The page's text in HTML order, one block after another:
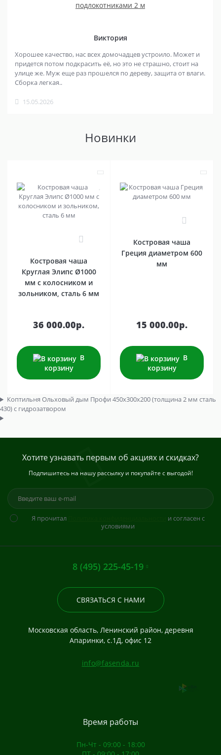
подлокотниками 2 м
Виктория
Хорошее качество, нас всех домочадцев устроило. Может и
придется потом подкрасить её, но это не страшно, стоит на
улице же. Муж еще раз прошелся по дереву, защита от влаги.
Сборка легкая..
15.05.2026
Новинки
Костровая чаша
Круглая Элипс Ø1000
мм с колосником и
зольником, сталь 6 мм
36 000.00р.
В
корзину
Костровая чаша
Греция диаметром 600
мм
15 000.00р.
В
корзину
Коптильня Ольховый дым Профи 450х300х200 (толщина 2 мм сталь
430) с гидрозатвором
Хотите узнавать первым об акциях и скидках?
Подпишитесь на нашу рассылку и покупайте с выгодой!
Я прочитал
и согласен с
условиями
8 (495) 225-45-19
СВЯЗАТЬСЯ С НАМИ
Московская область, Ленинский район, деревня
Апаринки, с.1Д, офис 12
info@fasenda.ru
Время работы
Пн-Чт - 09:00 - 18:00